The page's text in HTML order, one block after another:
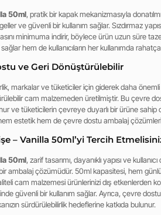
50ml, pratik bir kapak mekanizmasıyla
ve güvenli bir kullanım sağlar. Sızdırmaz
minimuma indirir, böylece ürün uzun süre
sağlar hem de kullanıcıların her kullanımda
ve Geri Dönüştürülebilir
markalar ve tüketiciler için giderek daha
cam malzemeden üretilmiştir. Bu çevre
ve tüketicilerin çevreye duyarlı bir ürüne sahip
estetik hem de çevre dostu ambalaj
– Vanilla 50ml’yi Tercih
50ml, zarif tasarımı, dayanıklı yapısı ve
ambalaj çözümüdür. 50ml kapasitesi, hem
cam malzemesi ürünlerinizi dış etkenlerden
güvenli bir kullanım sağlar. Ayrıca, çevre
sürdürülebilirlik hedeflerine katkıda bulunur.